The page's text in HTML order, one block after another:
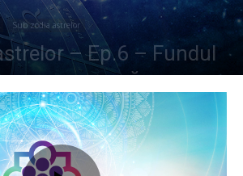
Sub zodia astrelor
– Ep.6 – Fundul
ne regenerăm